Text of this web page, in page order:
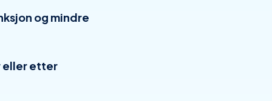
og mindre
eller etter